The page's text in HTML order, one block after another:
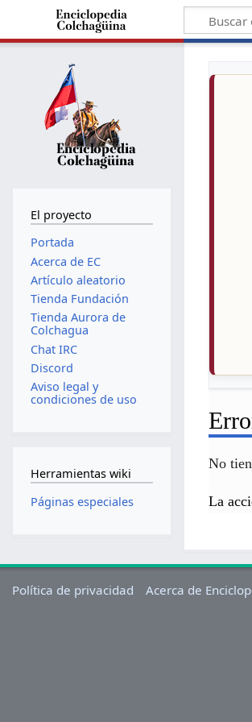
No
La
El proyecto
Portada
Acerca de EC
Artículo aleatorio
Tienda Fundación
Tienda Aurora de
Colchagua
Chat IRC
Discord
Aviso legal y
condiciones de uso
Herramientas wiki
Páginas especiales
Política de privacidad Acerca de